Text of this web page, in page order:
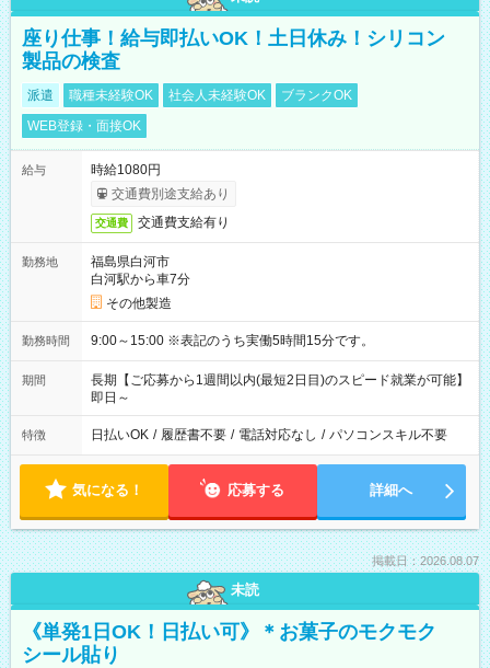
座り仕事！給与即払いOK！土日休み！シリコン
製品の検査
派遣 職種未経験OK 社会人未経験OK
ブランクOK
WEB登録・面接OK
給与
時給1080円
交通費別途支給あり
交通費 交通費支給有り
勤務地
福島県白河市
白河駅から車7分
その他製造
勤務時間 9:00～15:00 ※表記のうち実働5時間15分です。
期間
長期【ご応募から1週間以内(最短2日目)のスピード就業が可能】
即日～
特徴 日払いOK / 履歴書不要 / 電話対応なし / パソコンスキル不要
気になる！ 応募する 詳細へ
掲載日：2026.08.07
未読
《単発1日OK！日払い可》＊お菓子のモクモク
シール貼り